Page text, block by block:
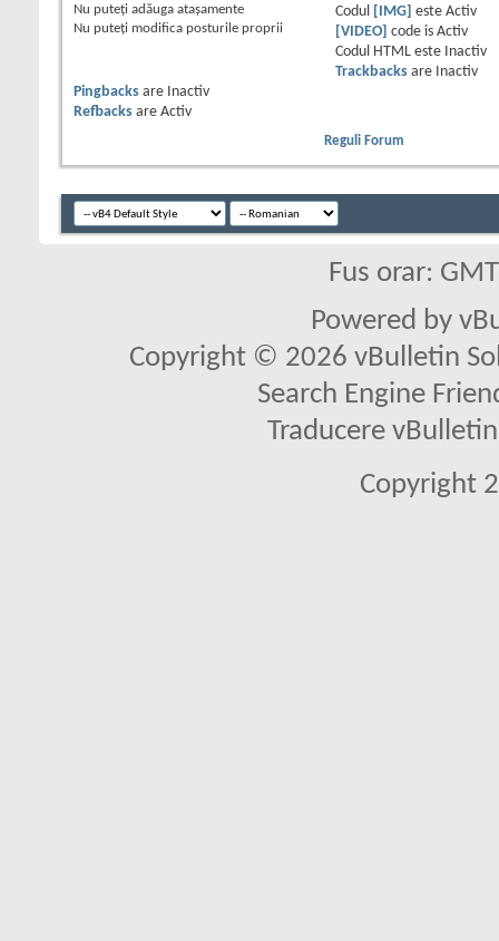
Nu puteţi adăuga ataşamente
Nu puteţi modifica posturile proprii
Codul
[IMG] este Activ
[VIDEO] code is Activ
Codul HTML este
Inactiv
Trackbacksare
Inactiv
Pingbacks are
Inactiv
Refbacks are Activ
Reguli Forum
Fus orar:
Powered by
Copyright © 2026 vBulletin
Search Engine
Traducere
Copyright